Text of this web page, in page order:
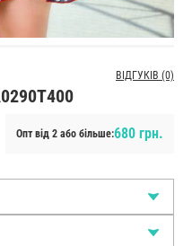
ВІДГУКІВ (0)
Опт від 2 або більше:680 грн.